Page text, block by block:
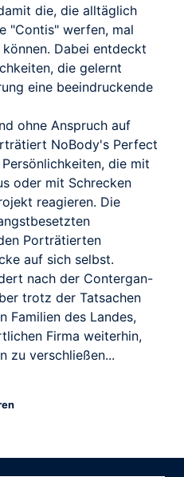
die, die alltäglich
"Contis" werfen, mal
Dabei entdeckt
die gelernt
eine beeindruckende
ohne Anspruch auf
NoBody's Perfect
die mit
oder mit Schrecken
reagieren. Die
Porträtierten
auf sich selbst.
nach der Contergan-
trotz der Tatsachen
Familien des Landes,
Firma weiterhin,
zu verschließen...